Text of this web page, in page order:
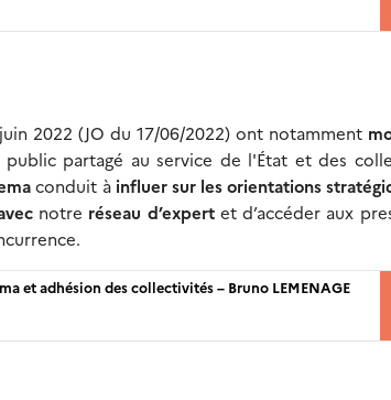
2022 (JO du 17/06/2022) ont notamment
partagé au service de l'État et des
conduit à influer sur les orientations
notre réseau d’expert et d’accéder aux
et adhésion des collectivités – Bruno LEMENAGE